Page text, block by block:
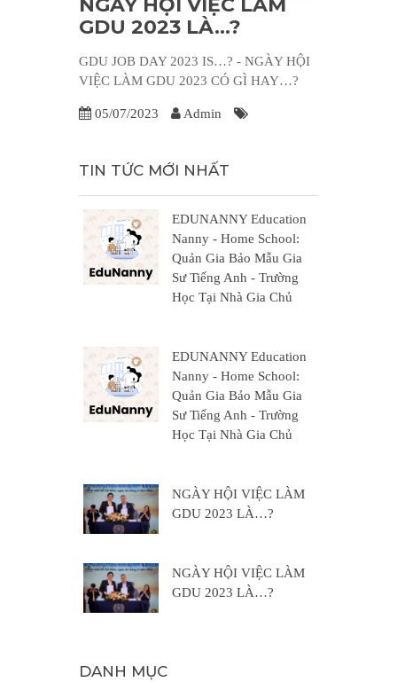
NGÀY HỘI VIỆC LÀM
GDU 2023 LÀ…?
GDU JOB DAY 2023 IS…? - NGÀY HỘI
VIỆC LÀM GDU 2023 CÓ GÌ HAY…?
05/07/2023 Admin
TIN TỨC MỚI NHẤT
EDUNANNY Education
Nanny - Home School:
Quản Gia Bảo Mẫu Gia
Sư Tiếng Anh - Trường
Học Tại Nhà Gia Chủ
EDUNANNY Education
Nanny - Home School:
Quản Gia Bảo Mẫu Gia
Sư Tiếng Anh - Trường
Học Tại Nhà Gia Chủ
NGÀY HỘI VIỆC LÀM
GDU 2023 LÀ…?
NGÀY HỘI VIỆC LÀM
GDU 2023 LÀ…?
DANH MỤC